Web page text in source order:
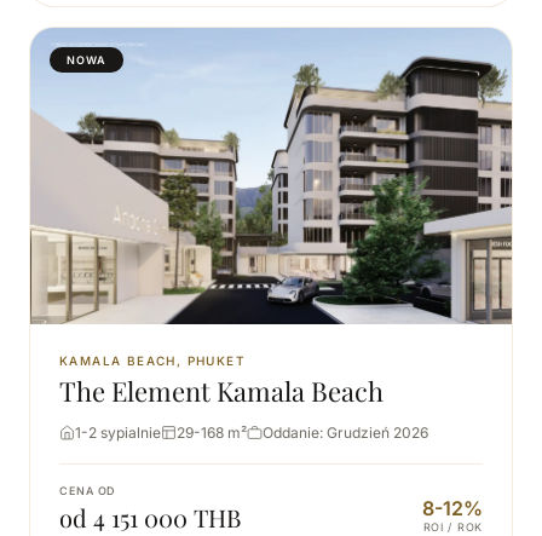
NOWA
KAMALA BEACH, PHUKET
The Element Kamala Beach
1-2 sypialnie 29-168 m² Oddanie: Grudzień 2026
CENA OD
od 4 151 000 THB 8-12%
ROI / ROK